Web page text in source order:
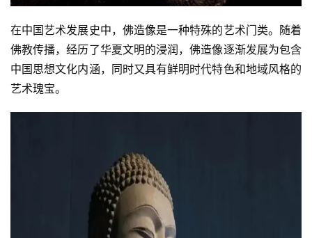
在中国艺术发展史中， 佛造像是一种特殊的艺术门类。随着
佛教传播，经历了华夏文明的浸润，佛造像逐渐发展为包含
中国思想文化内涵，同时又具有鲜明时代特色和地域风格的
艺术瑰宝。